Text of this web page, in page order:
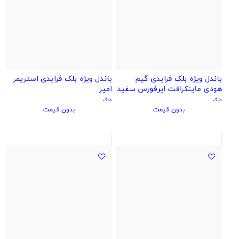
باندل ویژه بلک فرایدی گیم
هودی ماینکرافت ایرفورس سفید
ماگ
بدون قیمت
باندل ویژه بلک فرایدی استریمر
امیر
ماگ
بدون قیمت